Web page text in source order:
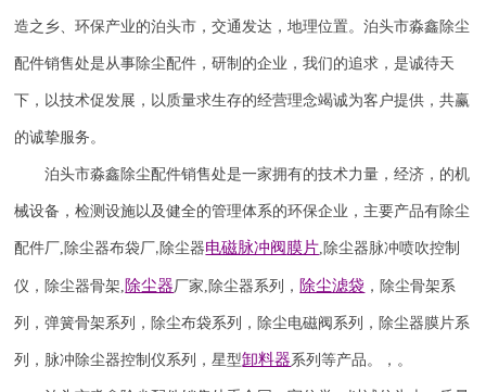
造之乡、环保产业的泊头市，交通发达，地理位置。泊头市淼鑫除尘
配件销售处是从事除尘配件，研制的企业，我们的追求，是诚待天
下，以技术促发展，以质量求生存的经营理念竭诚为客户提供，共赢
的诚挚服务。
泊头市淼鑫除尘配件销售处是一家拥有的技术力量，经济，的机
械设备，检测设施以及健全的管理体系的环保企业，主要产品有除尘
配件厂, 除尘器布袋厂, 除尘器电磁脉冲阀膜片, 除尘器脉冲喷吹控制
仪 ， 除尘器骨架,除尘器厂家, 除尘器系列， 除尘滤袋 ，除尘骨架系
列，弹簧骨架系列，除尘布袋系列，除尘电磁阀系列，除尘器膜片系
列，脉冲除尘器控制仪系列，星型卸料器系列等产品。，。